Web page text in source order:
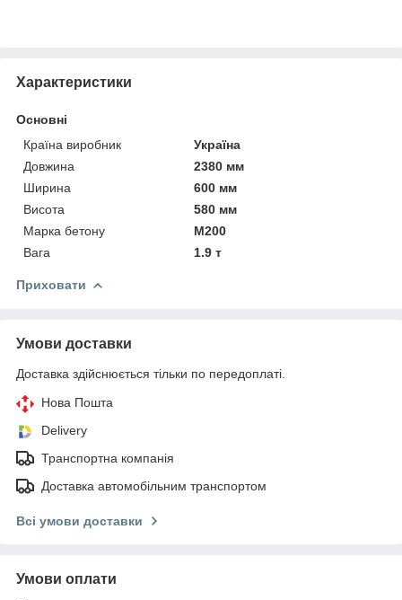
Характеристики
Основні
Країна виробник
Україна
Довжина
2380 мм
Ширина
600 мм
Висота
580 мм
Марка бетону
М200
Вага
1.9 т
Приховати
Умови доставки
Доставка здійснюється тільки по передоплаті.
Нова Пошта
Delivery
Транспортна компанія
Доставка автомобільним транспортом
Всі умови доставки
Умови оплати